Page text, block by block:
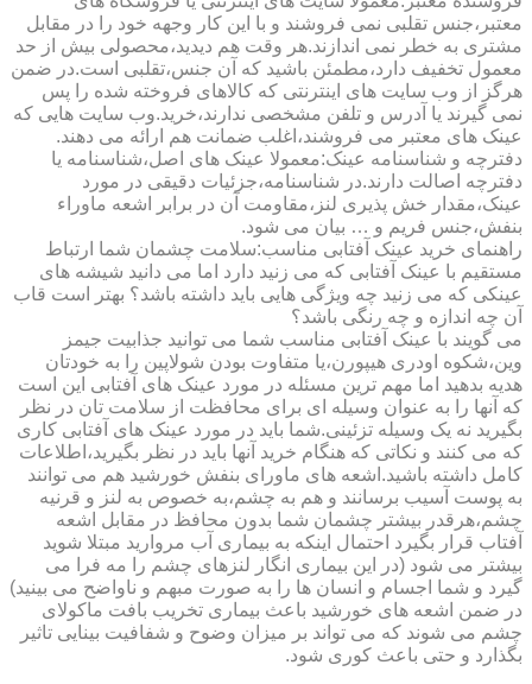
معتبر،جنس تقلبی نمی فروشند و با این کار وجهه خود را در مقابل
مشتری به خطر نمی اندازند.هر وقت هم دیدید،محصولی بیش از حد
معمول تخفیف دارد،مطمئن باشید که آن جنس،تقلبی است.در ضمن
هرگز از وب سایت های اینترنتی که کالاهای فروخته شده را پس
نمی گیرند یا آدرس و تلفن مشخصی ندارند،خرید.وب سایت هایی که
عینک های معتبر می فروشند،اغلب ضمانت هم ارائه می دهند.
دفترچه و شناسنامه عینک:معمولا عینک های اصل،شناسنامه یا
دفترچه اصالت دارند.در شناسنامه،جزئیات دقیقی در مورد
عینک،مقدار خش پذیری لنز،مقاومت آن در برابر اشعه ماوراء
بنفش،جنس فریم و … بیان می شود.
راهنمای خرید عینک آفتابی مناسب:سلامت چشمان شما ارتباط
مستقیم با عینک آفتابی که می زنید دارد اما می دانید شیشه های
عینکی که می زنید چه ویژگی هایی باید داشته باشد؟ بهتر است قاب
آن چه اندازه و چه رنگی باشد؟
می گویند با عینک آفتابی مناسب شما می توانید جذابیت جیمز
وین،شکوه اودری هیپورن،یا متفاوت بودن شولاپین را به خودتان
هدیه بدهید اما مهم ترین مسئله در مورد عینک های آفتابی این است
که آنها را به عنوان وسیله ای برای محافظت از سلامت تان در نظر
بگیرید نه یک وسیله تزئینی.شما باید در مورد عینک های آفتابی کاری
که می کنند و نکاتی که هنگام خرید آنها باید در نظر بگیرید،اطلاعات
کامل داشته باشید.اشعه های ماورای بنفش خورشید هم می توانند
به پوست آسیب برسانند و هم به چشم،به خصوص به لنز و قرنیه
چشم،هرقدر بیشتر چشمان شما بدون محافظ در مقابل اشعه
آفتاب قرار بگیرد احتمال اینکه به بیماری آب مروارید مبتلا شوید
بیشتر می شود (در این بیماری انگار لنزهای چشم را مه فرا می
گیرد و شما اجسام و انسان ها را به صورت مبهم و ناواضح می بینید)
در ضمن اشعه های خورشید باعث بیماری تخریب بافت ماکولای
چشم می شوند که می تواند بر میزان وضوح و شفافیت بینایی تاثیر
بگذارد و حتی باعث کوری شود.